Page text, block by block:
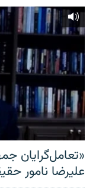
«تعامل‌گرایان
علیرضا نامور